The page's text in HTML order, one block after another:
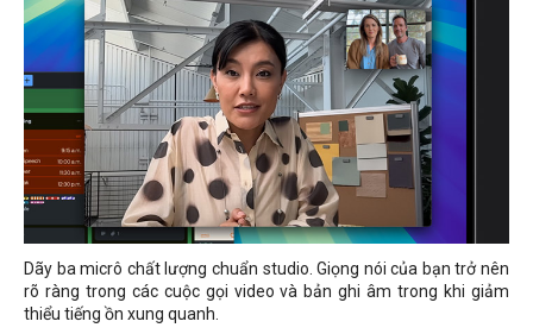
Dãy ba micrô chất lượng chuẩn studio. Giọng nói của bạn trở nên
rõ ràng trong các cuộc gọi video và bản ghi âm trong khi giảm
thiểu tiếng ồn xung quanh.